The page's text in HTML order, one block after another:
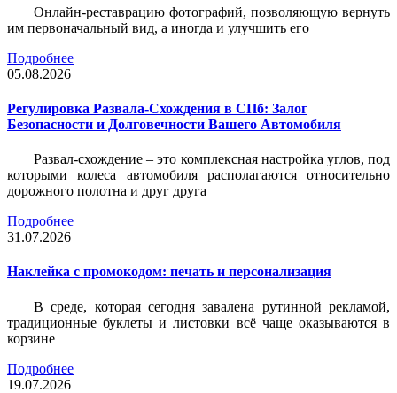
Онлайн-реставрацию фотографий, позволяющую вернуть
им первоначальный вид, а иногда и улучшить его
Подробнее
05.08.2026
Регулировка Развала-Схождения в СПб: Залог
Безопасности и Долговечности Вашего Автомобиля
Развал-схождение – это комплексная настройка углов, под
которыми колеса автомобиля располагаются относительно
дорожного полотна и друг друга
Подробнее
31.07.2026
Наклейка c промокодом: печать и персонализация
В среде, которая сегодня завалена рутинной рекламой,
традиционные буклеты и листовки всё чаще оказываются в
корзине
Подробнее
19.07.2026